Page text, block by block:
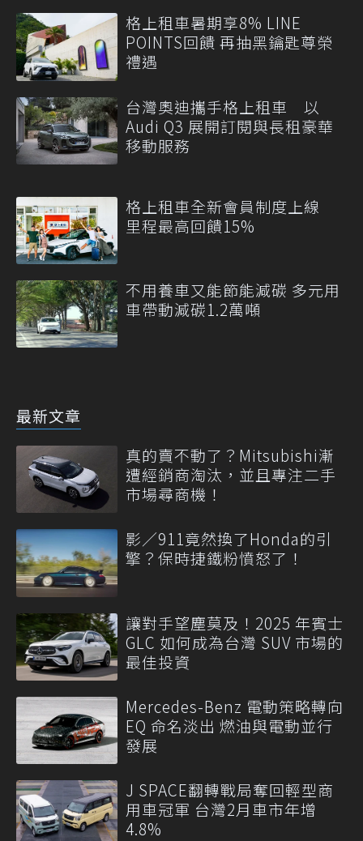
格上租車暑期享8% LINE
POINTS回饋 再抽黑鑰匙尊榮
禮遇
台灣奧迪攜手格上租車 以
Audi Q3 展開訂閱與長租豪華
移動服務
格上租車全新會員制度上線
里程最高回饋15%
不用養車又能節能減碳 多元用
車帶動減碳1.2萬噸
最新文章
真的賣不動了？Mitsubishi漸
遭經銷商淘汰，並且專注二手
市場尋商機！
影／911竟然換了Honda的引
擎？保時捷鐵粉憤怒了！
讓對手望塵莫及！2025 年賓士
GLC 如何成為台灣 SUV 市場的
最佳投資
Mercedes-Benz 電動策略轉向
EQ 命名淡出 燃油與電動並行
發展
J SPACE翻轉戰局奪回輕型商
用車冠軍 台灣2月車市年增
4.8%